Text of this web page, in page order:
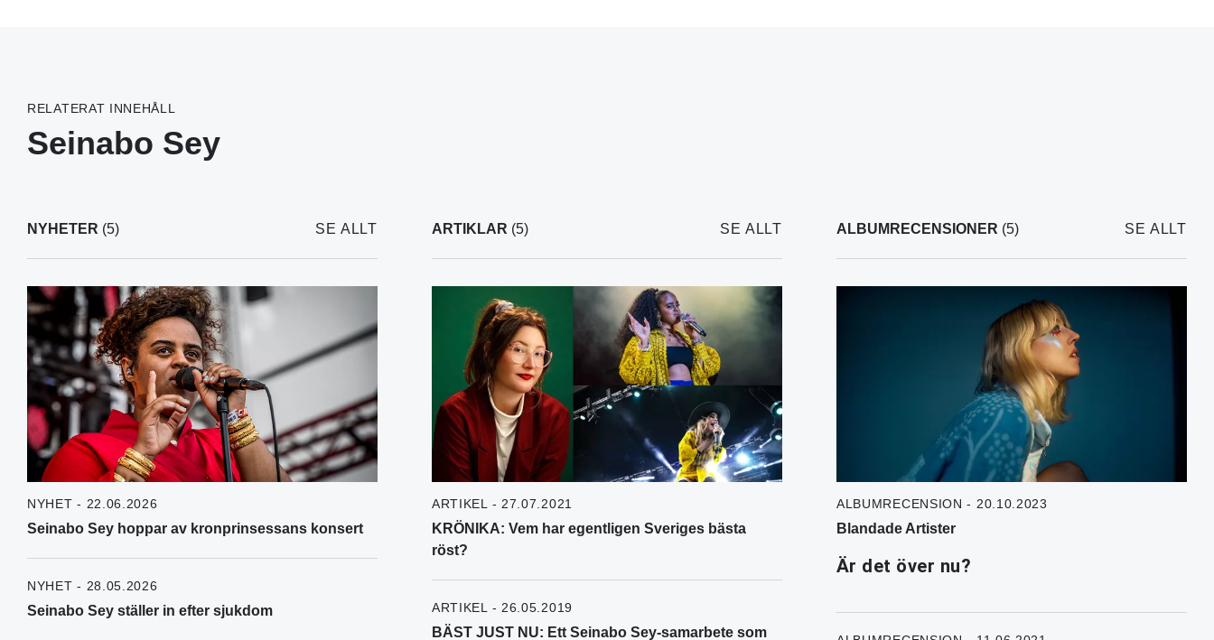
RELATERAT INNEHÅLL
Seinabo Sey
NYHETER (5) SE ALLT
NYHET - 22.06.2026
Seinabo Sey hoppar av kronprinsessans konsert
NYHET - 28.05.2026
Seinabo Sey ställer in efter sjukdom
ARTIKLAR (5) SE ALLT
ARTIKEL - 27.07.2021
KRÖNIKA: Vem har egentligen Sveriges bästa
röst?
ARTIKEL - 26.05.2019
BÄST JUST NU: Ett Seinabo Sey-samarbete som
ALBUMRECENSIONER (5) SE ALLT
ALBUMRECENSION - 20.10.2023
Blandade Artister
Är det över nu?